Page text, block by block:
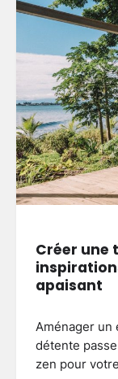
Créer une
apaisant
Aménager un
détente passe
zen pour